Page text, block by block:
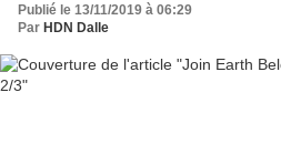
Publié le 13/11/2019 à 06:29
Par HDN Dalle